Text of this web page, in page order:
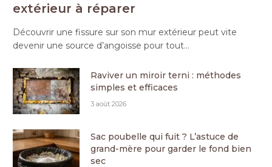
extérieur à réparer
Découvrir une fissure sur son mur extérieur peut vite
devenir une source d’angoisse pour tout…
Raviver un miroir terni : méthodes
simples et efficaces
3 août 2026
Sac poubelle qui fuit ? L’astuce de
grand-mère pour garder le fond bien
sec